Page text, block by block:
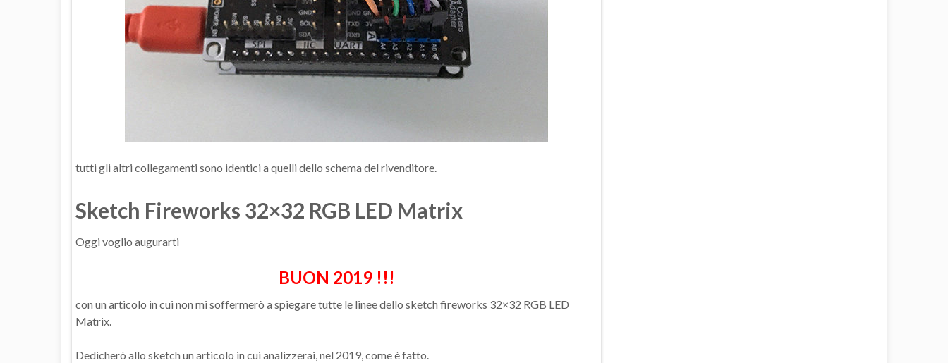
tutti gli altri collegamenti sono identici a quelli dello schema del rivenditore.
Sketch Fireworks 32×32 RGB LED Matrix
Oggi voglio augurarti
BUON 2019 !!!
con un articolo in cui non mi soffermerò a spiegare tutte le linee dello sketch fireworks 32×32 RGB LED
Matrix.
Dedicherò allo sketch un articolo in cui analizzerai, nel 2019, come è fatto.